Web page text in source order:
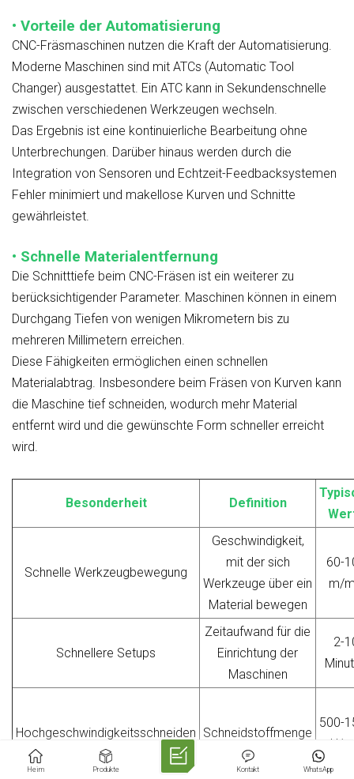
• Vorteile der Automatisierung
CNC-Fräsmaschinen nutzen die Kraft der Automatisierung.
Moderne Maschinen sind mit ATCs (Automatic Tool
Changer) ausgestattet. Ein ATC kann in Sekundenschnelle
zwischen verschiedenen Werkzeugen wechseln.
Das Ergebnis ist eine kontinuierliche Bearbeitung ohne
Unterbrechungen. Darüber hinaus werden durch die
Integration von Sensoren und Echtzeit-Feedbacksystemen
Fehler minimiert und makellose Kurven und Schnitte
gewährleistet.
• Schnelle Materialentfernung
Die Schnitttiefe beim CNC-Fräsen ist ein weiterer zu
berücksichtigender Parameter. Maschinen können in einem
Durchgang Tiefen von wenigen Mikrometern bis zu
mehreren Millimetern erreichen.
Diese Fähigkeiten ermöglichen einen schnellen
Materialabtrag. Insbesondere beim Fräsen von Kurven kann
die Maschine tief schneiden, wodurch mehr Material
entfernt wird und die gewünschte Form schneller erreicht
wird.
Besonderheit Definition
Schnelle Werkzeugbewegung
Geschwindigkeit,
mit der sich
Werkzeuge über ein
Material bewegen
60-
m/
Schnellere Setups
Zeitaufwand für die
Einrichtung der
Maschinen
2-
Hochgeschwindigkeitsschneiden Schneidstoffmenge
500-
U/
Heim Produkte WhatsApp
Kontakt